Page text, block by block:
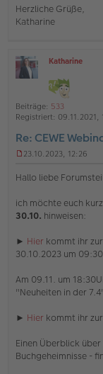
Herzliche Grüße,
Katharine
ff
n
e
Katharine
Beiträge: 533
Registriert: 09.11.2021,
Re: CEWE
g
l
e
e
B
e
g
23.10.2023, 12:26
Hallo liebe
ich möchte euch
30.10. hinweisen:
► Hier kommt ihr
30.10.2023 um
Am 09.11. um
"Neuheiten in der
► Hier kommt ihr
Einen Überblick
Buchgeheimnisse -